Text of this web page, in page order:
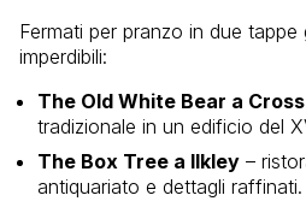
Fermati per pranzo in due tappe
imperdibili:
The Old White Bear a
tradizionale in un edificio del
The Box Tree a Ilkley –
antiquariato e dettagli raffinati.